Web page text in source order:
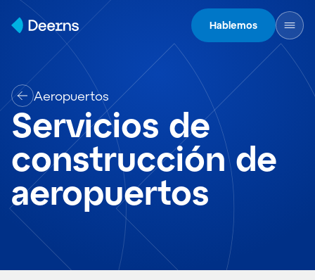
Skip to content
Hablemos
Aeropuertos
Servicios de
construcción de
aeropuertos